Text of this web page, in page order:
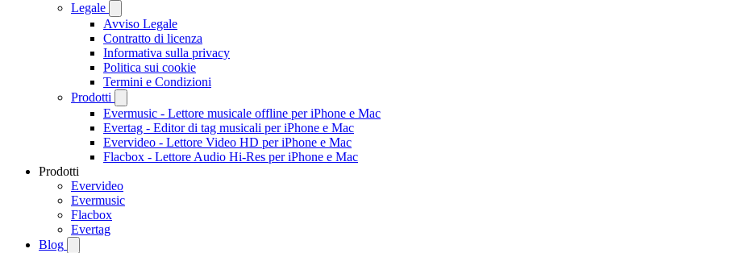
Legale
Avviso Legale
Contratto di licenza
Informativa sulla privacy
Politica sui cookie
Termini e Condizioni
Prodotti
Evermusic - Lettore musicale offline per iPhone e Mac
Evertag - Editor di tag musicali per iPhone e Mac
Evervideo - Lettore Video HD per iPhone e Mac
Flacbox - Lettore Audio Hi-Res per iPhone e Mac
Prodotti
Evervideo
Evermusic
Flacbox
Evertag
Blog